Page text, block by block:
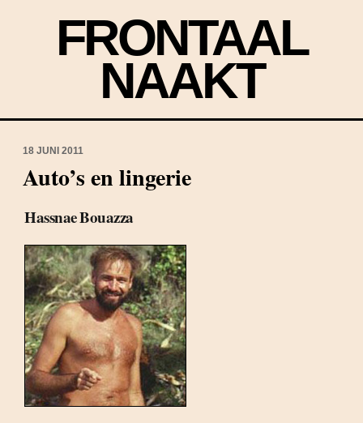
FRONTAAL
NAAKT
18 JUNI 2011
Auto’s en lingerie
Hassnae Bouazza